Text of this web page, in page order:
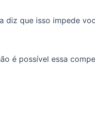
que isso impede
é possível essa